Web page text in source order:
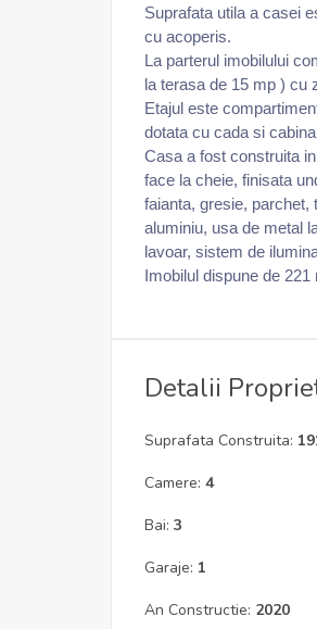
Suprafata utila a casei
cu acoperis.
La parterul imobilului
la terasa de 15 mp ) cu
Etajul este
dotata cu cada si
Casa a fost construita
face la cheie, finisata
faianta, gresie, parchet,
aluminiu, usa de metal
lavoar, sistem de
Imobilul dispune de
Detalii
Suprafata Construita:
Camere: 4
Bai: 3
Garaje: 1
An Constructie: 2020